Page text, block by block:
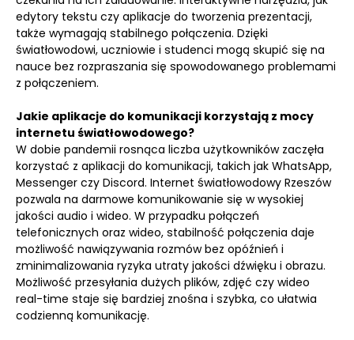
edytory tekstu czy aplikacje do tworzenia prezentacji,
także wymagają stabilnego połączenia. Dzięki
światłowodowi, uczniowie i studenci mogą skupić się na
nauce bez rozpraszania się spowodowanego problemami
z połączeniem.
Jakie aplikacje do komunikacji korzystają z mocy
internetu światłowodowego?
W dobie pandemii rosnąca liczba użytkowników zaczęła
korzystać z aplikacji do komunikacji, takich jak WhatsApp,
Messenger czy Discord. Internet światłowodowy Rzeszów
pozwala na darmowe komunikowanie się w wysokiej
jakości audio i wideo. W przypadku połączeń
telefonicznych oraz wideo, stabilność połączenia daje
możliwość nawiązywania rozmów bez opóźnień i
zminimalizowania ryzyka utraty jakości dźwięku i obrazu.
Możliwość przesyłania dużych plików, zdjęć czy wideo
real-time staje się bardziej znośna i szybka, co ułatwia
codzienną komunikację.